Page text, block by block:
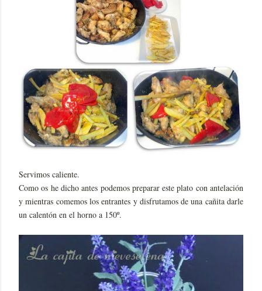
Servimos caliente.
Como os he dicho antes podemos preparar este plato con antelación
y mientras comemos los entrantes y disfrutamos de una cañita darle
un calentón en el horno a 150º.